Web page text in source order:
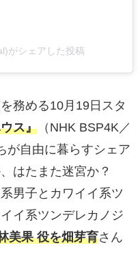
がシェアした投稿
務める10月19日スタ
ス』 （NHK BSP4K／
が自由に暮らすシェア
はたまた迷宮か？
男子とカワイイ系ツ
イ系ツンデレカノジ
美果 役を畑芽育さん